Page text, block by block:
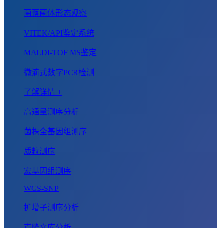
菌落菌体形态观察
VITEK/API鉴定系统
MALDI-TOF MS鉴定
微滴式数字PCR检测
了解详情 +
高通量测序分析
菌株全基因组测序
质粒测序
宏基因组测序
WGS-SNP
扩增子测序分析